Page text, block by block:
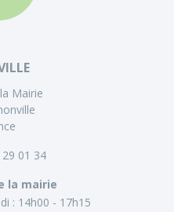
Mairie
01 34
la mairie
: 14h00 - 17h15